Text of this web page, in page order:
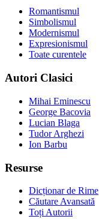
Romantismul
Simbolismul
Modernismul
Expresionismul
Toate curentele
Autori Clasici
Mihai Eminescu
George Bacovia
Lucian Blaga
Tudor Arghezi
Ion Barbu
Resurse
Dicționar de Rime
Căutare Avansată
Toți Autorii